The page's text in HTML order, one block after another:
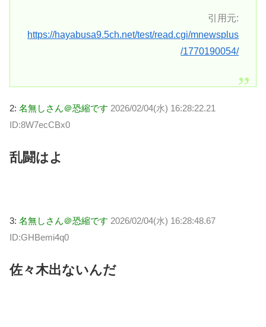
引用元:
https://hayabusa9.5ch.net/test/read.cgi/mnewsplus
/1770190054/
2: 名無しさん＠恐縮です 2026/02/04(水) 16:28:22.21
ID:8W7ecCBx0
乱闘はよ
3: 名無しさん＠恐縮です 2026/02/04(水) 16:28:48.67
ID:GHBemi4q0
佐々木出ないんだ